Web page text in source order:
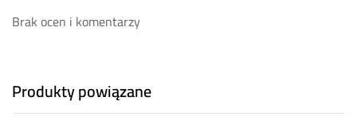
Brak ocen i komentarzy
Produkty powiązane